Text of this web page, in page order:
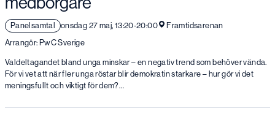
Panelsamtal onsdag 27 maj, 13:20-20:00
Framtidsarenan
Arrangör: PwC Sverige
Valdeltagandet bland unga minskar – en negativ trend som behöver vända.
För vi vet att när fler unga röstar blir demokratin starkare – hur gör vi det
meningsfullt och viktigt för dem?…